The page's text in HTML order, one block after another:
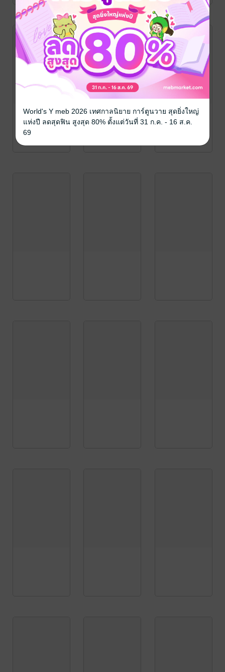
World's Y meb 2026 เทศกาลนิยาย การ์ตูนวาย สุดยิ่งใหญ่
แห่งปี ลดสุดฟิน สูงสุด 80% ตั้งแต่วันที่ 31 ก.ค. - 16 ส.ค.
69